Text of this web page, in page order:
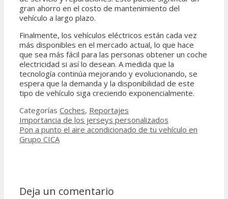
gran ahorro en el costo de mantenimiento del
vehículo a largo plazo.
Finalmente, los vehículos eléctricos están cada vez
más disponibles en el mercado actual, lo que hace
que sea más fácil para las personas obtener un coche
electricidad si así lo desean. A medida que la
tecnología continúa mejorando y evolucionando, se
espera que la demanda y la disponibilidad de este
tipo de vehículo siga creciendo exponencialmente.
Categorías Coches, Reportajes
Importancia de los jerseys personalizados
Pon a punto el aire acondicionado de tu vehículo en
Grupo CICA
Deja un comentario